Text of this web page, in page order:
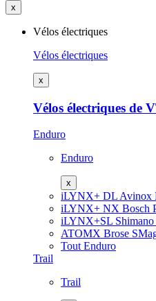
x
Vélos électriques
Vélos électriques
x
Vélos électriques de
Enduro
Enduro
x
iLYNX+ DL Avinox
iLYNX+ NX Bosch
iLYNX+SL Shimano
ATOMX Brose
Tout Enduro
Trail
Trail